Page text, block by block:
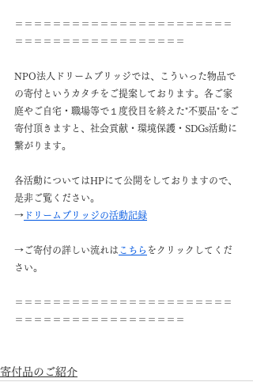
＝＝＝＝＝＝＝＝＝＝＝＝＝＝＝＝＝＝＝＝＝＝＝
＝＝＝＝＝＝＝＝＝＝＝＝＝＝＝＝＝＝
NPO法人ドリームブリッジでは、こういった物品で
の寄付というカタチをご提案しております。各ご家
庭やご自宅・職場等で１度役目を終えた"不要品"をご
寄付頂きますと、社会貢献・環境保護・SDGs活動に
繋がります。
各活動についてはHPにて公開をしておりますので、
是非ご覧ください。
→ ドリームブリッジの活動記録
→ご寄付の詳しい流れは こちら をクリックしてくだ
さい。
＝＝＝＝＝＝＝＝＝＝＝＝＝＝＝＝＝＝＝＝＝＝＝
＝＝＝＝＝＝＝＝＝＝＝＝＝＝＝＝＝＝
寄付品のご紹介